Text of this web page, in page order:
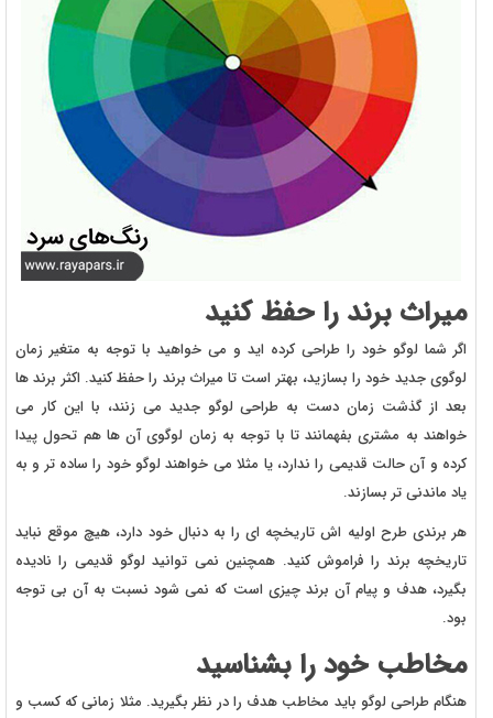
میراث برند را حفظ کنید
اگر شما لوگو خود را طراحی کرده اید و می خواهید با توجه به متغیر زمان
لوگوی جدید خود را بسازید، بهتر است تا میراث برند را حفظ کنید. اکثر برند ها
بعد از گذشت زمان دست به طراحی لوگو جدید می زنند، با این کار می
خواهند به مشتری بفهمانند تا با توجه به زمان لوگوی آن ها هم تحول پیدا
کرده و آن حالت قدیمی را ندارد، یا مثلا می خواهند لوگو خود را ساده تر و به
یاد ماندنی تر بسازند.
هر برندی طرح اولیه اش تاریخچه ای را به دنبال خود دارد، هیچ موقع نباید
تاریخچه برند را فراموش کنید. همچنین نمی توانید لوگو قدیمی را نادیده
بگیرد، هدف و پیام آن برند چیزی است که نمی شود نسبت به آن بی توجه
بود.
مخاطب خود را بشناسید
هنگام طراحی لوگو باید مخاطب هدف را در نظر بگیرید. مثلا زمانی که کسب و